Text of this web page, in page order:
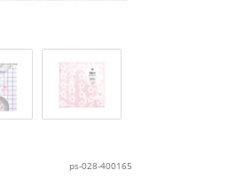
ps-028-400165